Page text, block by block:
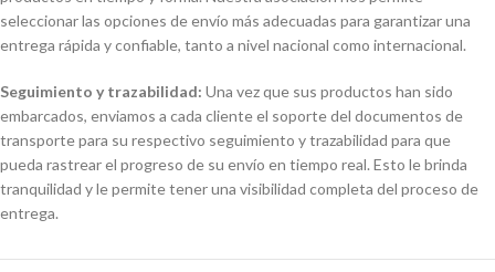
seleccionar las opciones de envío más adecuadas para garantizar una
entrega rápida y confiable, tanto a nivel nacional como internacional.
Seguimiento y trazabilidad: Una vez que sus productos han sido
embarcados, enviamos a cada cliente el soporte del documentos de
transporte para su respectivo seguimiento y trazabilidad para que
pueda rastrear el progreso de su envío en tiempo real. Esto le brinda
tranquilidad y le permite tener una visibilidad completa del proceso de
entrega.